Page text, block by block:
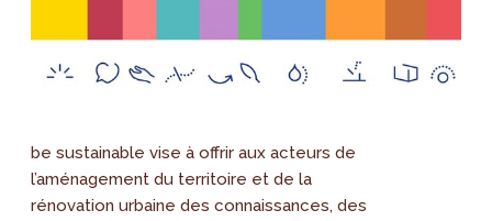
be sustainable vise à offrir aux acteurs de
l’aménagement du territoire et de la
rénovation urbaine des connaissances, des